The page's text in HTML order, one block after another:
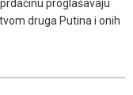
proglašavaju
druga Putina i onih